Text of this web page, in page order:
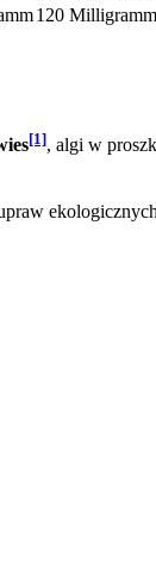
120 Milligramm
[1], algi w
ekologicznych